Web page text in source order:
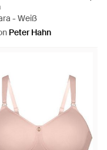
- Weiß
Peter Hahn